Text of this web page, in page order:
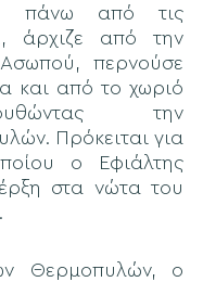
πάνω από τις
άρχιζε από την
περνούσε
και από το χωριό
την
Πρόκειται για
ο Εφιάλτης
στα νώτα του
Θερμοπυλών, ο